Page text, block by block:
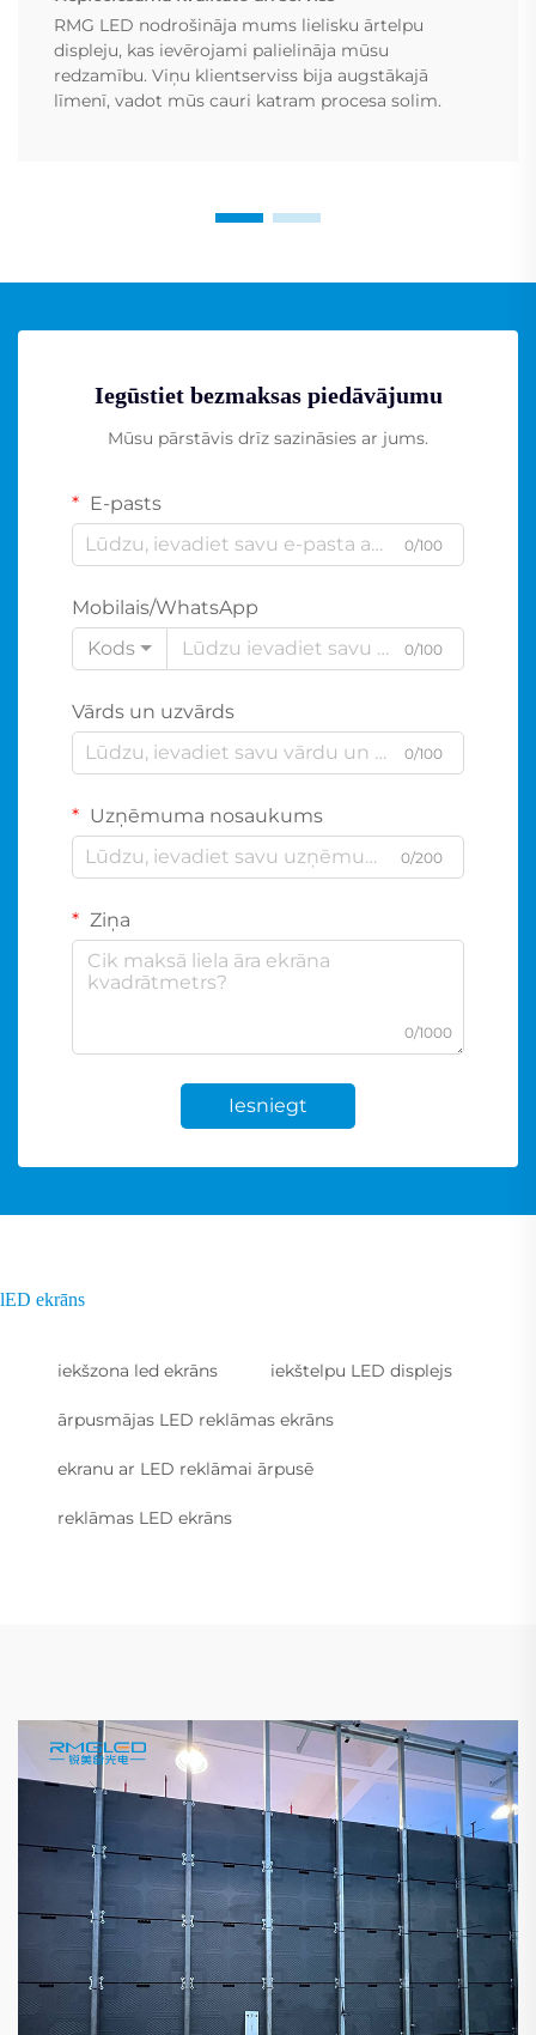
RMG LED nodrošināja mums lielisku ārtelpu
displeju, kas ievērojami palielināja mūsu
redzamību. Viņu klientserviss bija augstākajā
līmenī, vadot mūs cauri katram procesa solim.
Iegūstiet bezmaksas piedāvājumu
Mūsu pārstāvis drīz sazināsies ar jums.
E-pasts
0/100
Mobilais/WhatsApp
Kods
0/100
Vārds un uzvārds
0/100
Uzņēmuma nosaukums
0/200
Ziņa
0/1000
Iesniegt
lED ekrāns
iekšzona led ekrāns iekštelpu LED displejs
ārpusmājas LED reklāmas ekrāns
ekranu ar LED reklāmai ārpusē
reklāmas LED ekrāns